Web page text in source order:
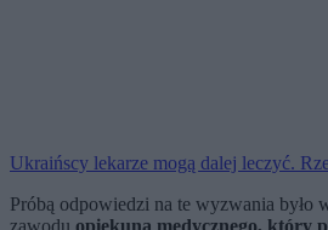
Ukraińscy lekarze mogą dalej leczyć.
Próbą odpowiedzi na te wyzwania było